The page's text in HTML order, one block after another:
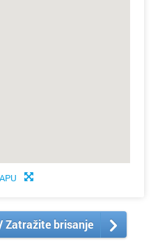
Zatražite brisanje